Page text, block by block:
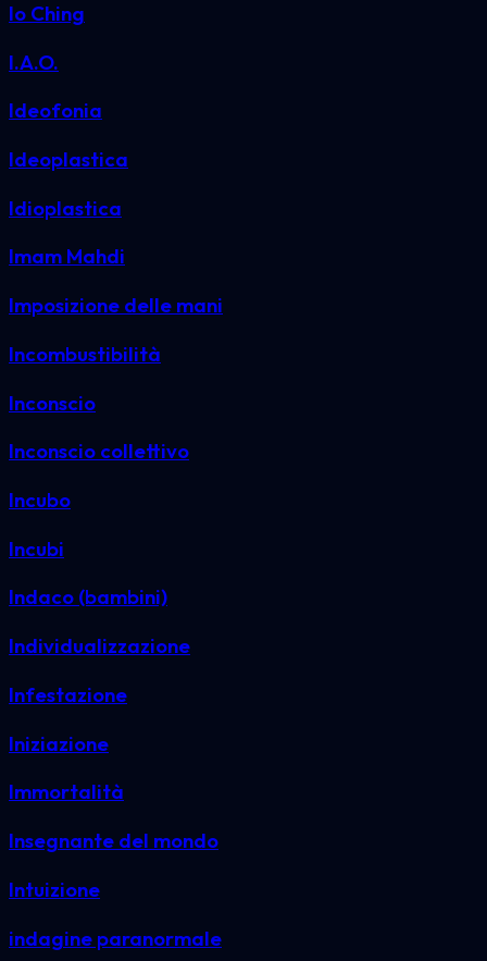
Io Ching
I.A.O.
Ideofonia
Ideoplastica
Idioplastica
Imam Mahdi
Imposizione delle mani
Incombustibilità
Inconscio
Inconscio collettivo
Incubo
Incubi
Indaco (bambini)
Individualizzazione
Infestazione
Iniziazione
Immortalità
Insegnante del mondo
Intuizione
indagine paranormale